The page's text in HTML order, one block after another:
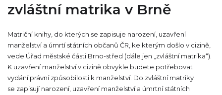
zvláštní matrika v Brně
Matriční knihy, do kterých se zapisuje narození, uzavření
manželství a úmrtí státních občanů ČR, ke kterým došlo v cizině,
vede Úřad městské části Brno-střed (dále jen „zvláštní matrika“).
K uzavření manželství v cizině obvykle budete potřebovat
vydání právní způsobilosti k manželství. Do zvláštní matriky
se zapisují narození, uzavření manželství a úmrtní státních